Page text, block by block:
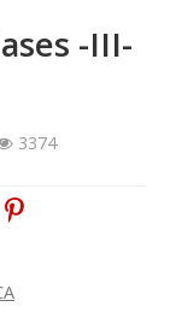
-III-
3374